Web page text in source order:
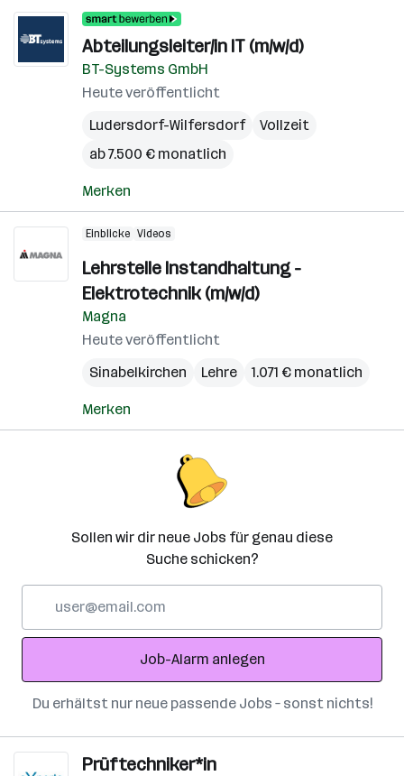
Abteilungsleiter/in IT (m/w/d)
BT-Systems GmbH
Heute veröffentlicht
Ludersdorf-Wilfersdorf
Vollzeit
ab 7.500 € monatlich
Merken
Einblicke Videos
Lehrstelle Instandhaltung -
Elektrotechnik (m/w/d)
Magna
Heute veröffentlicht
Sinabelkirchen
Lehre 1.071 € monatlich
Merken
Sollen wir dir neue Jobs für genau diese
Suche schicken?
Adresse
Job-Alarm anlegen
Du erhältst nur neue passende Jobs – sonst nichts!
Prüftechniker*in